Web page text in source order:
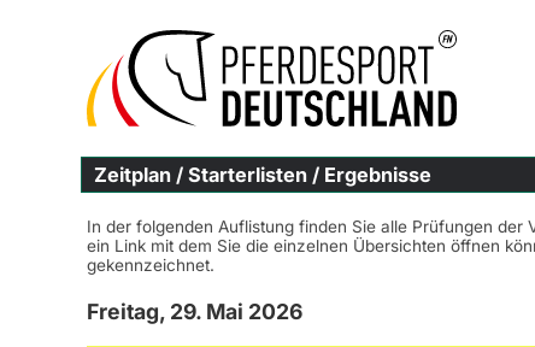
Zeitplan / Starterlisten / Ergebnisse
In der folgenden Auflistung finden Sie alle Prüfungen
ein Link mit dem Sie die einzelnen Übersichten öffnen
gekennzeichnet.
Freitag, 29. Mai 2026